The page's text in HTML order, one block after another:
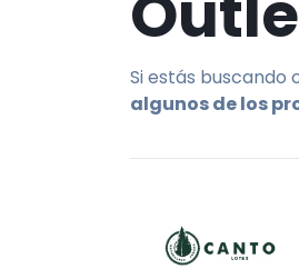
Si estás buscando
algunos de los